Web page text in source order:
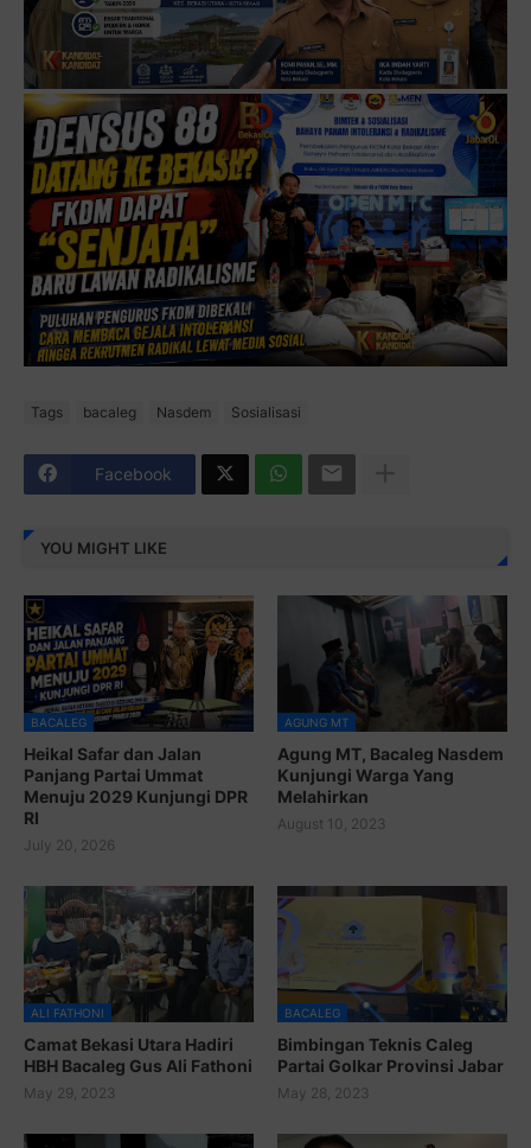
Tags bacaleg Nasdem Sosialisasi
Facebook
YOU MIGHT LIKE
BACALEG
Heikal Safar dan Jalan
Panjang Partai Ummat
Menuju 2029 Kunjungi DPR
RI
July 20, 2026
AGUNG MT
Agung MT, Bacaleg Nasdem
Kunjungi Warga Yang
Melahirkan
August 10, 2023
ALI FATHONI
Camat Bekasi Utara Hadiri
HBH Bacaleg Gus Ali Fathoni
May 29, 2023
BACALEG
Bimbingan Teknis Caleg
Partai Golkar Provinsi Jabar
May 28, 2023